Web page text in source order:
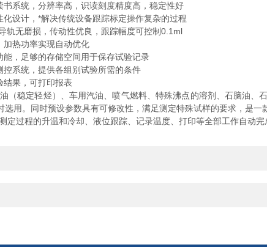
系统，分辨率高，识读刻度精度高，稳定性好
设计，*解决传统设备跟踪标定操作复杂的过程
无磨损，传动性优良，跟踪幅度可控制0.1ml
热功率实现自动优化
，足够的存储空间用于保存试验记录
系统，提供各组别试验所需的条件
果，可打印报表
稳定轻烃）、车用汽油、喷气燃料、特殊沸点的溶剂、石脑油、
选用。同时预设参数具有可修改性，满足测定特殊试样的要求，是
定过程的升温和冷却、液位跟踪、记录温度、打印等全部工作自动完